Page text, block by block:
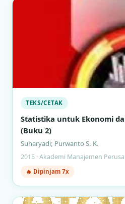
TEKS/CETAK
Statistika untuk Ekonomi
(Buku 2)
Suharyadi; Purwanto S. K.
2015 · Akademi Manajemen
🔥 Dipinjam 7x